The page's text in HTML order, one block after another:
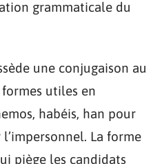
grammaticale du
une conjugaison au
utiles en
habéis, han pour
La forme
piège les candidats